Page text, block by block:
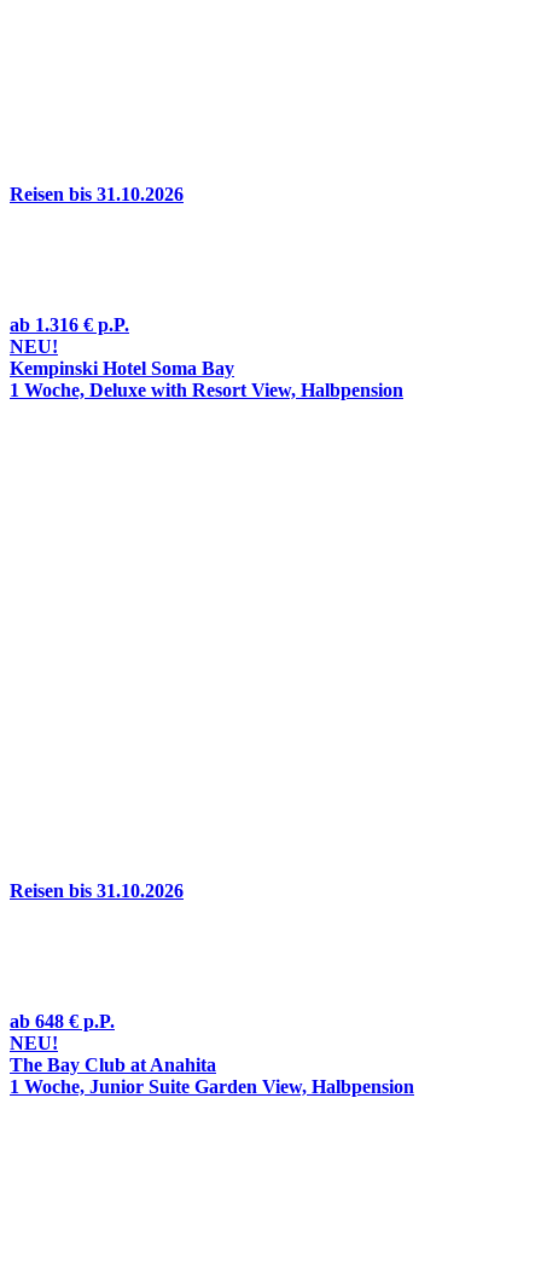
Reisen bis 31.10.2026
ab 1.316 € p.P.
NEU!
Kempinski Hotel Soma Bay
1 Woche, Deluxe with Resort View, Halbpension
Reisen bis 31.10.2026
ab 648 € p.P.
NEU!
The Bay Club at Anahita
1 Woche, Junior Suite Garden View, Halbpension